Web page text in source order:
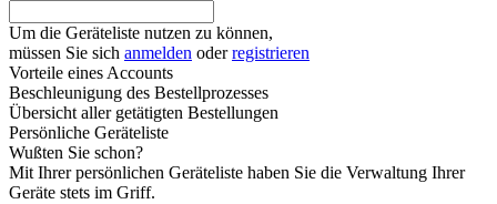
Um die Geräteliste nutzen zu können,
müssen Sie sich anmelden oderregistrieren
Vorteile eines Accounts
Beschleunigung des Bestellprozesses
Übersicht aller getätigten Bestellungen
Persönliche Geräteliste
Wußten Sie schon?
Mit Ihrer persönlichen Geräteliste haben Sie die Verwaltung Ihrer
Geräte stets im Griff.